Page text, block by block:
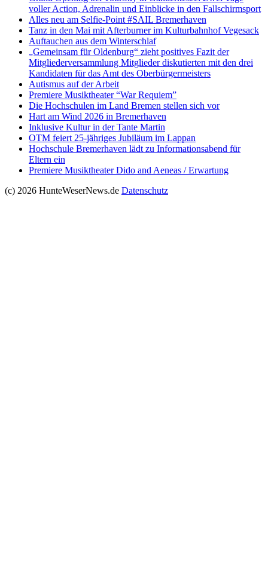
voller Action, Adrenalin und Einblicke in den Fallschirmsport
Alles neu am Selfie-Point #SAIL Bremerhaven
Tanz in den Mai mit Afterburner im Kulturbahnhof Vegesack
Auftauchen aus dem Winterschlaf
„Gemeinsam für Oldenburg“ zieht positives Fazit der
Mitgliederversammlung Mitglieder diskutierten mit den drei
Kandidaten für das Amt des Oberbürgermeisters
Autismus auf der Arbeit
Premiere Musiktheater “War Requiem”
Die Hochschulen im Land Bremen stellen sich vor
Hart am Wind 2026 in Bremerhaven
Inklusive Kultur in der Tante Martin
OTM feiert 25-jähriges Jubiläum im Lappan
Hochschule Bremerhaven lädt zu Informationsabend für
Eltern ein
Premiere Musiktheater Dido and Aeneas / Erwartung
(c) 2026 HunteWeserNews.de Datenschutz